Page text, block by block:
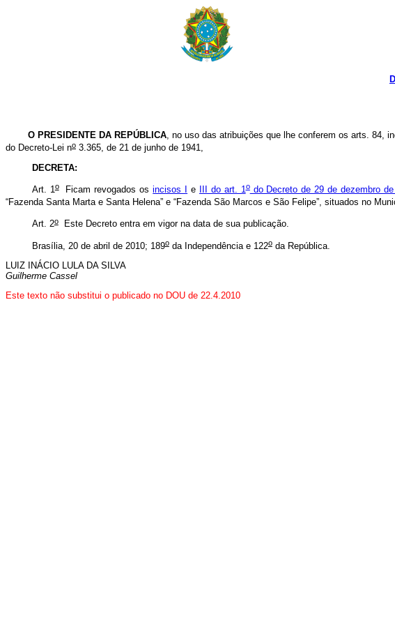
O PRESIDENTE DA REPÚBLICA, no uso das atribuições que lhe conferem os arts. 84,
do Decreto-Lei no 3.365, de 21 de junho de 1941,
DECRETA:
Art. 1oFicam revogados osincisos I e III do art. 1odo Decreto de 29 de dezembro de
“Fazenda Santa Marta e Santa Helena” e “Fazenda São Marcos e São Felipe”, situados no
Art. 2oEste Decreto entra em vigor na data de sua publicação.
Brasília, 20 de abril de 2010; 189oda Independência e 122oda República.
LUIZ INÁCIO LULA DA SILVA
Guilherme Cassel
Este texto não substitui o publicado no DOU de 22.4.2010